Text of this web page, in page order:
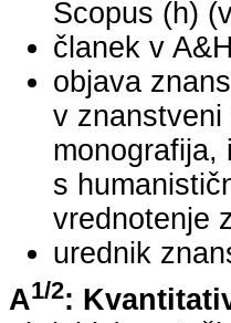
Scopus (h)
članek v
objava
v znanstveni
monografija,
s
vrednotenje
urednik
A1/2: